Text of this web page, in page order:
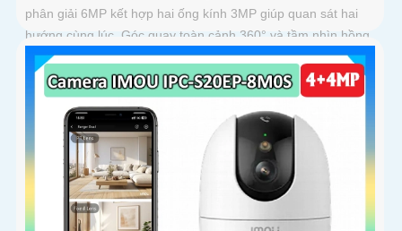
phân giải 6MP kết hợp hai ống kính 3MP giúp quan sát hai
hướng cùng lúc. Góc quay toàn cảnh 360° và tầm nhìn hồng
ngoại 15m cho phép ghi hình rõ nét cả ngày lẫn đêm